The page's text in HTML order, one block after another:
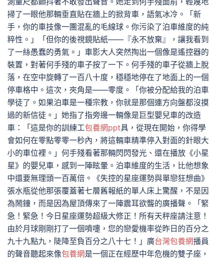
掃了一眼他那輛垂直貼在牆上的掀背車，語氣冰冷。「新
手，你的車技像一團混亂的毛線球。你污染了泊車維度的純
粹性。」「但你的後視鏡貼紙——『永不放棄』，讓我看到
了一絲愚蠢的勇氣。」車影大人突然掏出一個像是遙控器的
裝置，對著何手殘的車子按了一下。何手殘的車子從牆上脫
落，在空中旋轉了一百八十度，穩穩地停在了地面上的一個
停車格中。這次，夾角是——零度。「你被分配給我的泊車
學徒了。如果泊車是一種宗教，你就是那個連方向盤都沒摸
過的新信徒。」她指了指旁邊一輛像是巨型嬰兒車的改造
車：「這是你的訓練工包養網ppt具，從現在開始，你得學
會如何在零點零零一秒內，將這輛車精準停入對面的針眼大
小的車位裡。」何手殘看著那輛閃閃發光、還在播放《小星
星》的嬰兒車，感到一陣眩暈。泊車維度的生活，比他想象
中還要無理頭一百萬倍。《失控的星座運勢與單戀狂想曲》
張水瓶從他那張覆蓋著七層舊報紙的單人床上驚醒，不是因
為鬧鐘，而是因為屋頂傳來了一陣震耳欲聾的廣播聲。「緊
急！緊急！今日星座運勢超級大修正！所有天秤座請注意！
由於月球剛剛打了一個噴嚏，您的戀愛機率從昨日的百分之
九十九點九，陡降至負百分之八十七！」廣台灣包養網播員
的聲音聽起來像包養網是一個正在經歷中年危機的雙子座，